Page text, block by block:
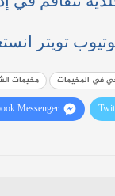
تويتر
في المخيمات مخيمات
Messenger